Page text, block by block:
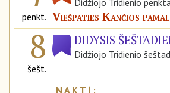
penkt.
Didžiojo Tridienio
Viešpaties Kančios
8
šešt.
DIDYSIS
Didžiojo Tridienio